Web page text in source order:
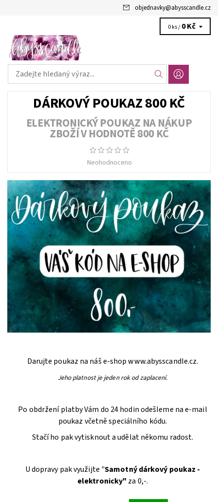
objednavky@abysscandle.cz
0 ks / 0 Kč
DÁRKOVÝ POUKAZ 800 KČ
ELEKTRONICKÝ POUKAZ NA NÁKUP
ZBOŽÍ V HODNOTĚ 800 KČ
Neohodnoceno
Darujte poukaz na náš e-shop www.abysscandle.cz.
Jeho platnost je jeden rok od zaplacení.
Po obdržení platby Vám do 24 hodin odešleme na e-mail
poukaz včetně speciálního kódu.
Stačí ho pak vytisknout a udělat někomu radost.
U dopravy pak využijte "Samotný dárkový poukaz -
elektronicky" za 0,-.